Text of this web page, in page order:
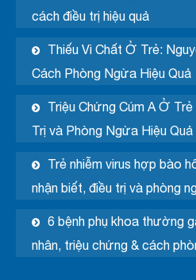
cách điều trị hiệu quả
Thiếu Vi Chất Ở Trẻ:
Cách Phòng Ngừa Hiệu Quả
Triệu Chứng Cúm A Ở
Trị và Phòng Ngừa Hiệu Quả
Trẻ nhiễm virus hợp bào
nhận biết, điều trị và phòng
6 bệnh phụ khoa thường
nhân, triệu chứng & cách